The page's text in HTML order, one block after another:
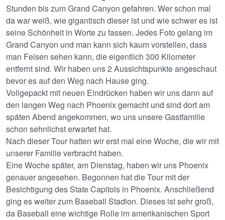
Stunden bis zum Grand Canyon gefahren. Wer schon mal
da war weiß, wie gigantisch dieser ist und wie schwer es ist
seine Schönheit in Worte zu fassen. Jedes Foto gelang im
Grand Canyon und man kann sich kaum vorstellen, dass
man Felsen sehen kann, die eigentlich 300 Kilometer
entfernt sind. Wir haben uns 2 Aussichtspunkte angeschaut
bevor es auf den Weg nach Hause ging.
Vollgepackt mit neuen Eindrücken haben wir uns dann auf
den langen Weg nach Phoenix gemacht und sind dort am
späten Abend angekommen, wo uns unsere Gastfamilie
schon sehnlichst erwartet hat.
Nach dieser Tour hatten wir erst mal eine Woche, die wir mit
unserer Familie verbracht haben.
Eine Woche später, am Dienstag, haben wir uns Phoenix
genauer angesehen. Begonnen hat die Tour mit der
Besichtigung des State Capitols in Phoenix. Anschließend
ging es weiter zum Baseball Stadion. Dieses ist sehr groß,
da Baseball eine wichtige Rolle im amerikanischen Sport